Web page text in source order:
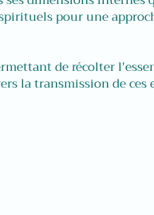
pour une
de récolter
la transmission de